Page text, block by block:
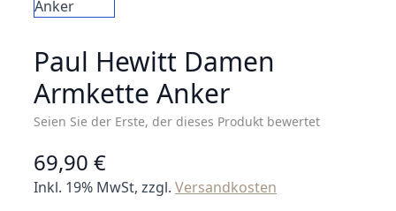
Paul Hewitt Damen
Armkette Anker
Seien Sie der Erste, der dieses Produkt bewertet
69,90 €
Inkl. 19% MwSt, zzgl. Versandkosten